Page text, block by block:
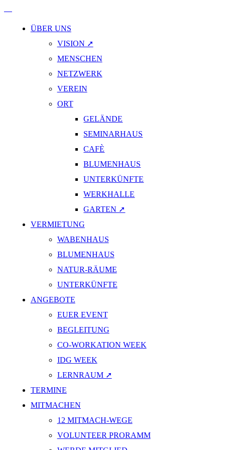
ÜBER UNS
VISION ➚
MENSCHEN
NETZWERK
VEREIN
ORT
GELÄNDE
SEMINARHAUS
CAFÈ
BLUMENHAUS
UNTERKÜNFTE
WERKHALLE
GARTEN ➚
VERMIETUNG
WABENHAUS
BLUMENHAUS
NATUR-RÄUME
UNTERKÜNFTE
ANGEBOTE
EUER EVENT
BEGLEITUNG
CO-WORKATION WEEK
IDG WEEK
LERNRAUM ➚
TERMINE
MITMACHEN
12 MITMACH-WEGE
VOLUNTEER PRORAMM